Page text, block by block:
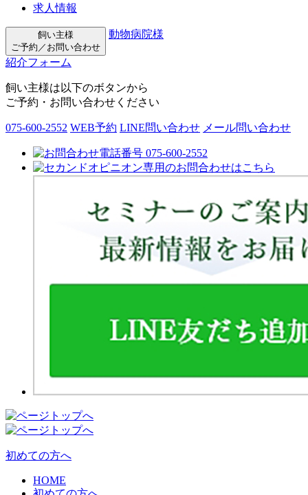
求人情報
飼い主様
ご予約／お問い合わせ
動物病院様
紹介フォーム
飼い主様は以下のボタンから
ご予約・お問い合わせください
075-600-2552 WEB予約 LINE問い合わせ メール問い合わせ
初めての方へ
HOME